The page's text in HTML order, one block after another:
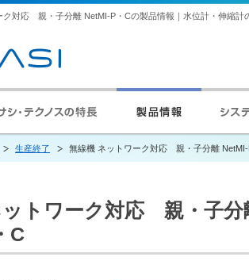
ク対応 親・子分離 NetMI-P・Cの製品情報｜水位計・伸縮計
生産終了 無線機 ネットワーク対応 親・子分離 NetMI-
ットワーク対応 親・子分
C